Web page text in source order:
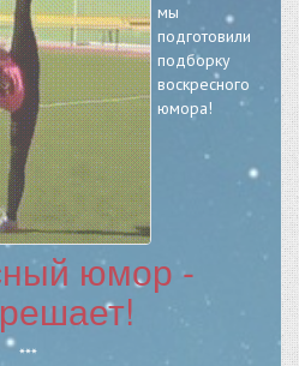
мы
подготовили
подборку
воскресного
юмора!
юмор -
***